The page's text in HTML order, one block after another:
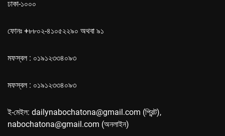
ঢাকা-১০০০
ফোনঃ +৮৮০২-৪১০৫২২৯০ অথবা ৯১
মফস্বল : ০১৯১২৩৩৪০৯৩
মফস্বল : ০১৯১২৩৩৪০৯৩
ই-মেইল: dailynabochatona@gmail.com (প্রিন্ট),
nabochatona@gmail.com (অনলাইন)